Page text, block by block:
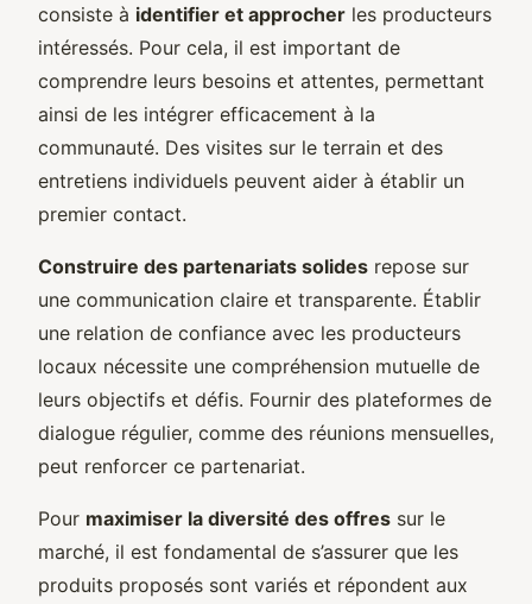
consiste à identifier et approcher les producteurs
intéressés. Pour cela, il est important de
comprendre leurs besoins et attentes, permettant
ainsi de les intégrer efficacement à la
communauté. Des visites sur le terrain et des
entretiens individuels peuvent aider à établir un
premier contact.
Construire des partenariats solides repose sur
une communication claire et transparente. Établir
une relation de confiance avec les producteurs
locaux nécessite une compréhension mutuelle de
leurs objectifs et défis. Fournir des plateformes de
dialogue régulier, comme des réunions mensuelles,
peut renforcer ce partenariat.
Pour maximiser la diversité des offres sur le
marché, il est fondamental de s’assurer que les
produits proposés sont variés et répondent aux